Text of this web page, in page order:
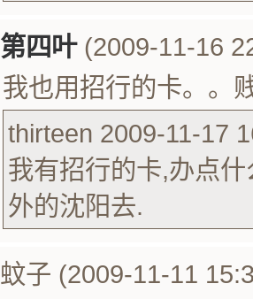
第四叶(2009-11-16
我也用招行的卡。。
thirteen 2009-11-17
我有招行的卡,办点
外的沈阳去.
蚊子 (2009-11-11